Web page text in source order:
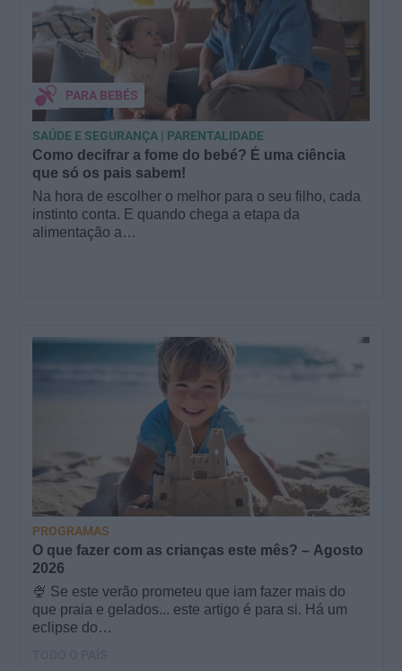
Como decifrar a fome do bebé? É uma ciência
que só os pais sabem!
Na hora de escolher o melhor para o seu filho, cada
instinto conta. E quando chega a etapa da
alimentação a…
PARA BEBÉS
SAÚDE E SEGURANÇA | PARENTALIDADE
O que fazer com as crianças este mês? – Agosto
2026
🍨 Se este verão prometeu que iam fazer mais do
que praia e gelados... este artigo é para si. Há um
eclipse do…
PROGRAMAS